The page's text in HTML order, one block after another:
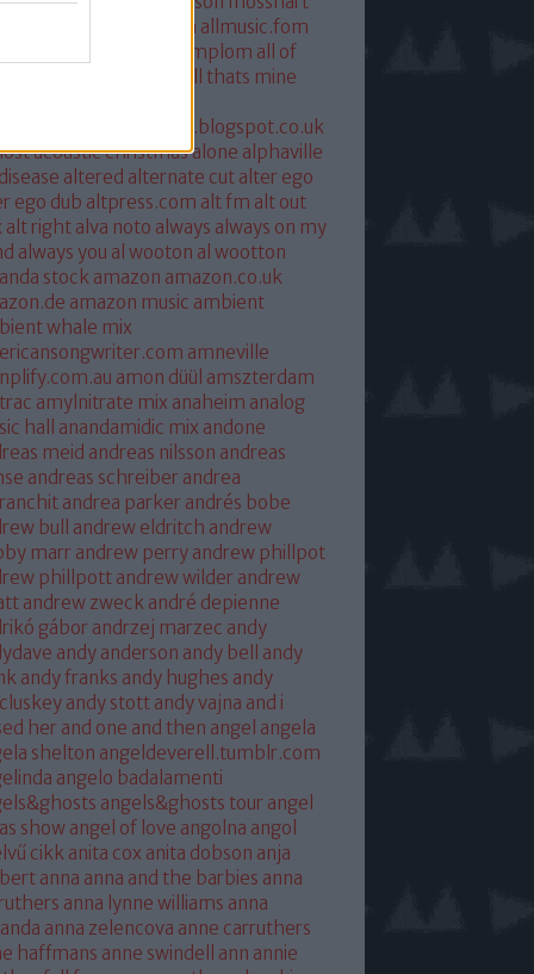
allmusic.com allmusic.fom
all hallows templom all of
all thats mine
acoustic christmasalone alphaville
altered alternate cut alter ego
ego dub altpress.com alt fm alt out
alt right alva noto always always on my
always you al wooton al wootton
stock amazon amazon.co.uk
amazon music ambient
whale mix
amneville
amon düül amszterdam
amylnitrate mix anaheim analog
hall
anandamidic mix andone
meid andreas nilsson andreas
andreas schreiber andrea
andrea parker andrés bobe
bull
andrew eldritch andrew
marr andrew perry andrew phillpot
phillpott andrew wilder andrew
andrew zweck andré depienne
gábor andrzej marzec andy
andy anderson andy bell
andy
andy franks andy hughes andy
andy stott andy vajna and i
her and one and then angel angela
shelton angeldeverell.tumblr.com
angelo badalamenti
angels&ghosts tour angel
show angel of love angolna angol
cikk anita cox anita dobson anja
anna anna and the barbies anna
anna lynne williams anna
anna zelencova anne carruthers
haffmans anne swindell
ann annie